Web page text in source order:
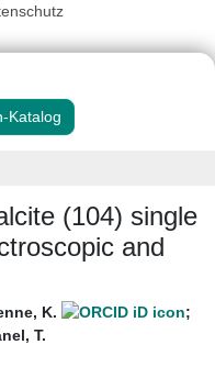
Katalog
(104) single
and
K.
;
T.